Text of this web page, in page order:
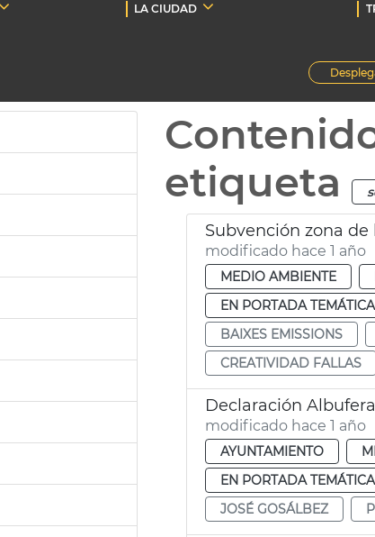
LA CIUDAD
etiqueta
Subvención zona
modificado hace 1 año
MEDIO AMBIENTE
EN PORTADA TEMÁTICA
BAIXES EMISSIONS
CREATIVIDAD FALLAS
Declaración
modificado hace 1 año
AYUNTAMIENTO
EN PORTADA TEMÁTICA
JOSÉ GOSÁLBEZ